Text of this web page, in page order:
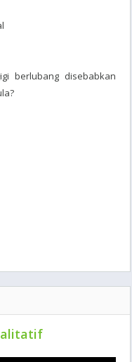
berlubang disebabkan